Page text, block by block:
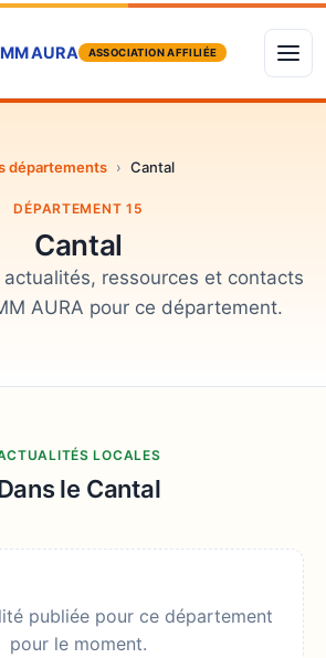
AURA ASSOCIATION AFFILIÉE
départements › Cantal
DÉPARTEMENT 15
Cantal
actualités, ressources et contacts
AURA pour ce département.
LOCALES
le Cantal
publiée pour ce département
pour le moment.